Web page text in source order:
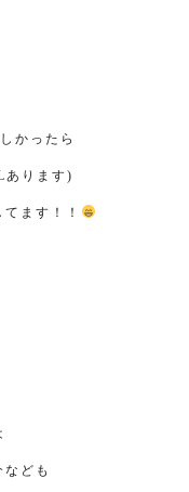
かったら
あります)
ます！！
ども